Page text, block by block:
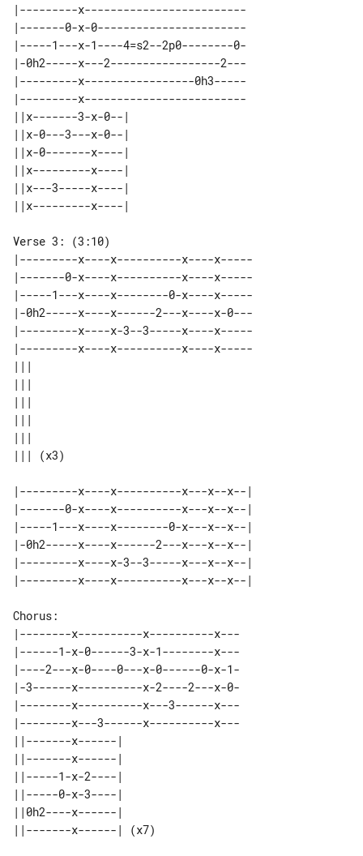
|---------x-------------------------
|-------0-x-0-----------------------
|-----1---x-1----4=s2--2p0--------0-
|-0h2-----x---2-----------------2---
|---------x-----------------0h3-----
|---------x-------------------------
||x-------3-x-0--|
||x-0---3---x-0--|
||x-0-------x----|
||x---------x----|
||x---3-----x----|
Verse 3: (3:10)
|---------x----x----------x----x-----
|-------0-x----x----------x----x-----
|-----1---x----x--------0-x----x-----
|-0h2-----x----x------2---x----x-0---
|---------x----x-3--3-----x----x-----
|---------x----x----------x----x-----
|||
|||
|||
|||
|||
|---------x----x----------x---x--x--|
|-------0-x----x----------x---x--x--|
|-----1---x----x--------0-x---x--x--|
|-0h2-----x----x------2---x---x--x--|
|---------x----x-3--3-----x---x--x--|
Chorus:
|--------x----------x----------x---
|------1-x-0------3-x-1--------x---
|----2---x-0----0---x-0------0-x-1-
|-3------x----------x-2----2---x-0-
|--------x----------x---3------x---
|--------x---3------x----------x---
||-------x------|
||-------x------|
||-----1-x-2----|
||-----0-x-3----|
||0h2----x------|